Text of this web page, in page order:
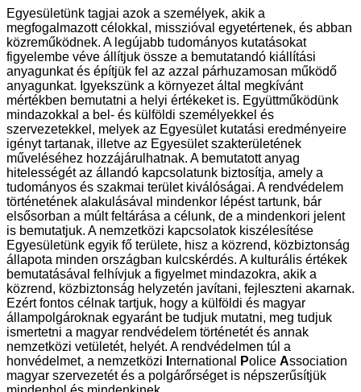
Egyesületünk tagjai azok a személyek, akik a
megfogalmazott célokkal, misszióval egyetértenek, és abban
közreműködnek. A legújabb tudományos kutatásokat
figyelembe véve állítjuk össze a bemutatandó kiállítási
anyagunkat és építjük fel az azzal párhuzamosan működő
anyagunkat. Igyekszünk a környezet által megkívánt
mértékben bemutatni a helyi értékeket is. Együttműködünk
mindazokkal a bel- és külföldi személyekkel és
szervezetekkel, melyek az Egyesület kutatási eredményeire
igényt tartanak, illetve az Egyesület szakterületének
műveléséhez hozzájárulhatnak. A bemutatott anyag
hitelességét az állandó kapcsolatunk biztosítja, amely a
tudományos és szakmai terület kiválóságai. A rendvédelem
történetének alakulásával mindenkor lépést tartunk, bár
elsősorban a múlt feltárása a célunk, de a mindenkori jelent
is bemutatjuk. A nemzetközi kapcsolatok kiszélesítése
Egyesületünk egyik fő területe, hisz a közrend, közbiztonság
állapota minden országban kulcskérdés. A kulturális értékek
bemutatásával felhívjuk a figyelmet mindazokra, akik a
közrend, közbiztonság helyzetén javítani, fejleszteni akarnak.
Ezért fontos célnak tartjuk, hogy a külföldi és magyar
állampolgároknak egyaránt be tudjuk mutatni, meg tudjuk
ismertetni a magyar rendvédelem történetét és annak
nemzetközi vetületét, helyét. A rendvédelmen túl a
honvédelmet, a nemzetközi nternational Police Association
magyar szervezetét és a polgárőrséget is népszerűsítjük